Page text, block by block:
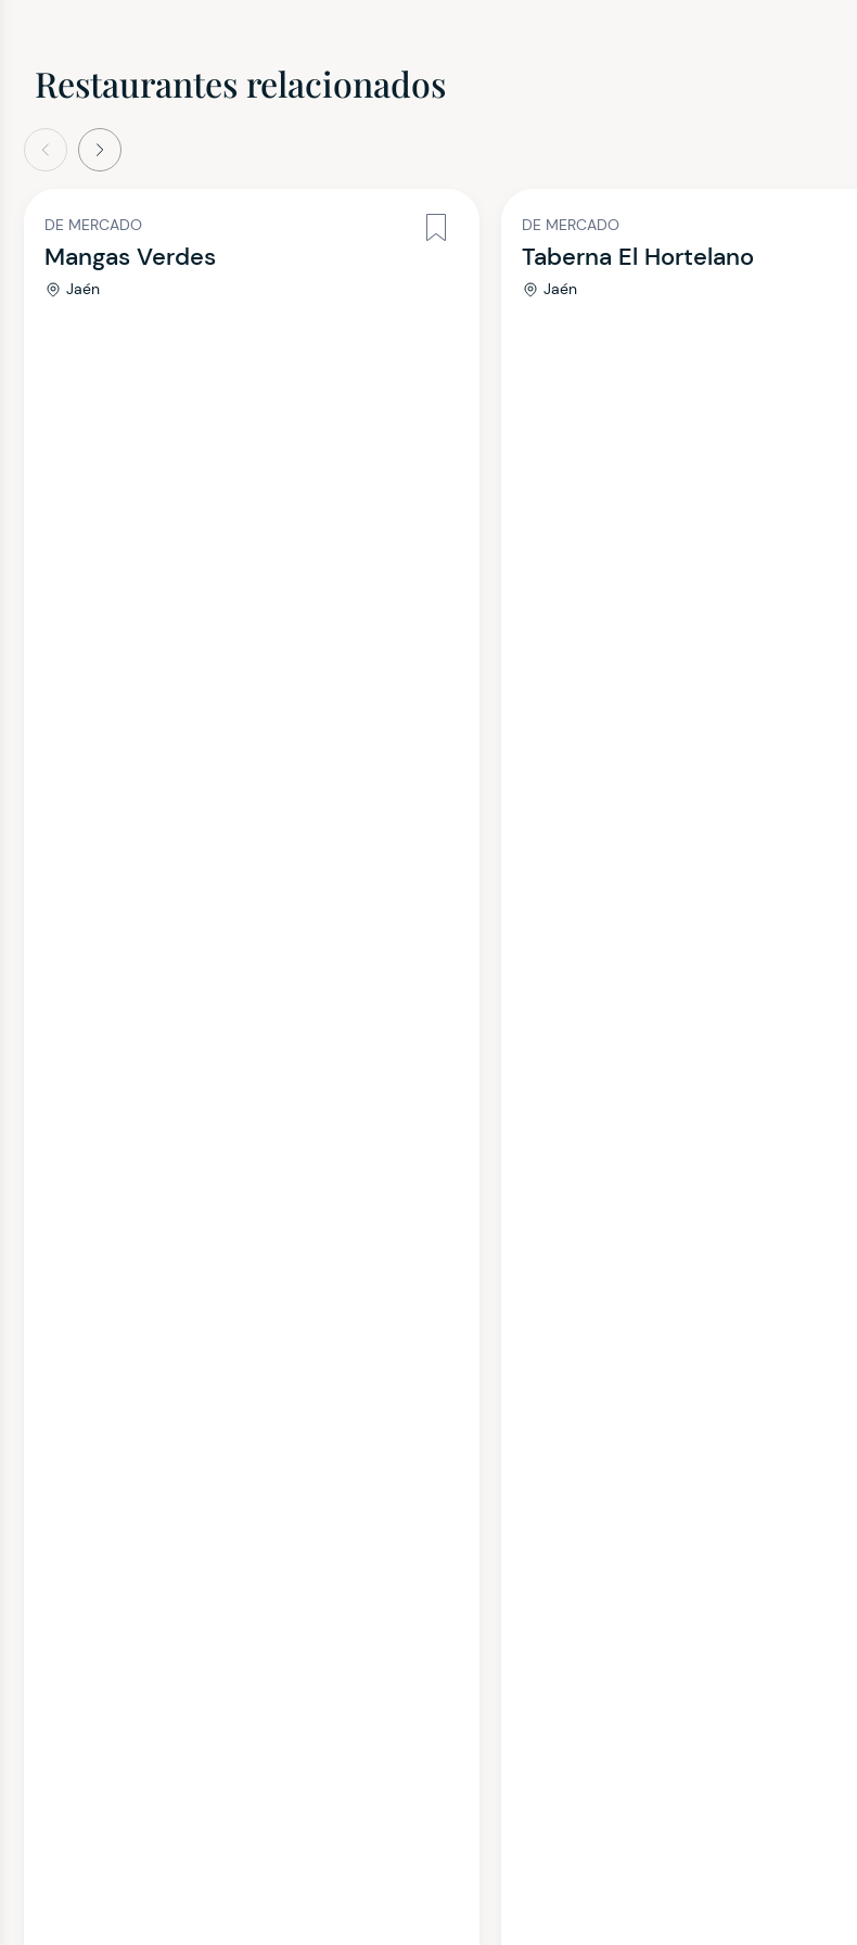
Restaurantes relacionados
Siguiente
DE MERCADO
Mangas Verdes
Jaén
DE MERCADO
Taberna El Hortelano
Jaén